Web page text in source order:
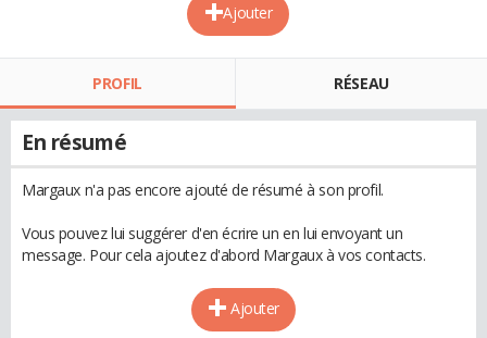
Ajouter
PROFIL RÉSEAU
En résumé
Margaux n'a pas encore ajouté de résumé à son profil.
Vous pouvez lui suggérer d'en écrire un en lui envoyant un
message. Pour cela ajoutez d'abord Margaux à vos contacts.
Ajouter